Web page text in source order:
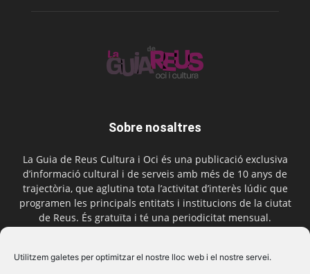
Utilitzem galetes per optimitzar el nostre lloc web i el nostre servei.
Sobre nosaltres
La Guia de Reus Cultura i Oci és una publicació exclusiva
d’informació cultural i de serveis amb més de 10 anys de
trajectòria, que aglutina tota l’activitat d’interès lúdic que
programen les principals entitats i institucions de la ciutat
de Reus. És gratuïta i té una periodicitat mensual.